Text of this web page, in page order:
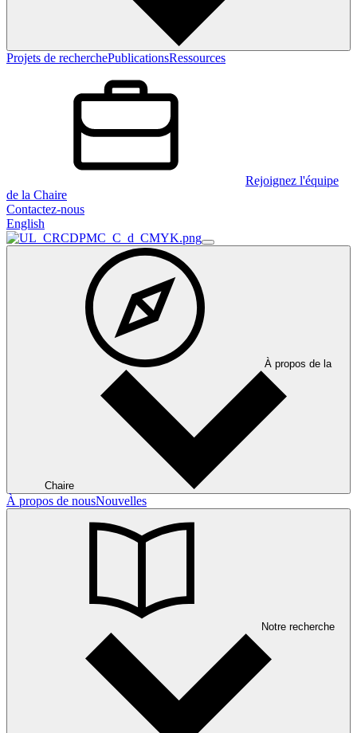
Projets de recherchePublicationsRessources
Rejoignez l'équipe
de la Chaire
Contactez-nous
English
À propos de la
Chaire
À propos de nousNouvelles
Notre recherche